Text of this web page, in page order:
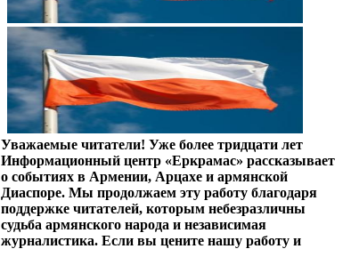
Уважаемые читатели! Уже более тридцати лет
Информационный центр «Еркрамас» рассказывает
о событиях в Армении, Арцахе и армянской
Диаспоре. Мы продолжаем эту работу благодаря
поддержке читателей, которым небезразличны
судьба армянского народа и независимая
журналистика. Если вы цените нашу работу и